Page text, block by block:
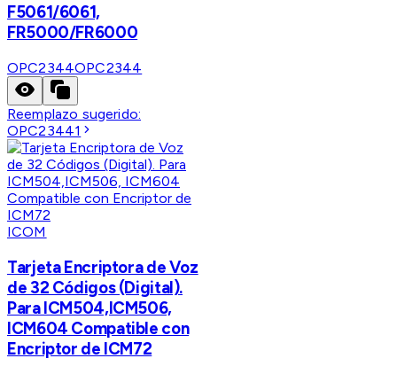
F5061/6061,
FR5000/FR6000
OPC2344OPC2344
Reemplazo sugerido:
OPC23441
ICOM
Tarjeta Encriptora de Voz
de 32 Códigos (Digital).
Para ICM504,ICM506,
ICM604 Compatible con
Encriptor de ICM72